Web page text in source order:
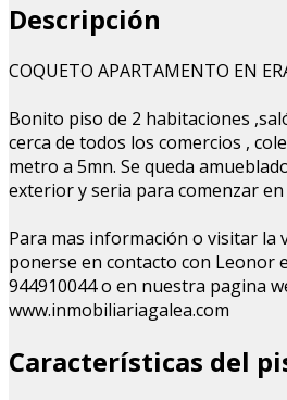
Descripción
COQUETO APARTAMENTO EN
Bonito piso de 2 habitaciones
cerca de todos los comercios ,
metro a 5mn. Se queda
exterior y seria para comenzar
Para mas información o visitar la
ponerse en contacto con Leonor
944910044 o en nuestra pagina
www.inmobiliariagalea.com
Características del